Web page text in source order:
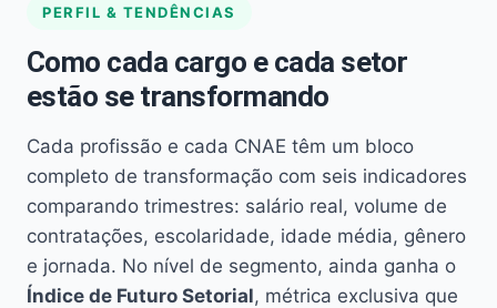
PERFIL & TENDÊNCIAS
Como cada cargo e cada setor
estão se transformando
Cada profissão e cada CNAE têm um bloco
completo de transformação com seis indicadores
comparando trimestres: salário real, volume de
contratações, escolaridade, idade média, gênero
e jornada. No nível de segmento, ainda ganha o
Índice de Futuro Setorial, métrica exclusiva que